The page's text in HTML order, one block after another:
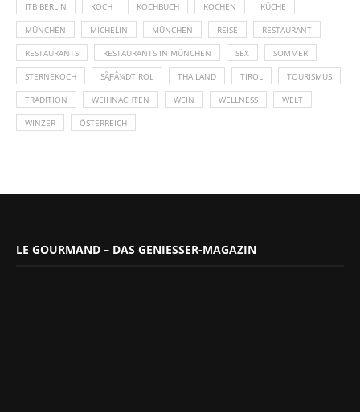
ITB BERLIN KOCH KOCHBUCH KOCHEN KÜCHE
MÜNCHEN MICHELIN MÜNCHEN REISE RESTAURANT
RESTAURANTS RESTAURANTS IN MÜNCHEN SEX SOMMER
STERNEKOCH SÃƑÂ¼DTIROL THAILAND TIROL TOURISMUS
TRADITION WEIHNACHTEN WEIN WELLNESS WELT
WINZER ÖSTERREICH
LE GOURMAND – DAS GENIESSER-MAGAZIN